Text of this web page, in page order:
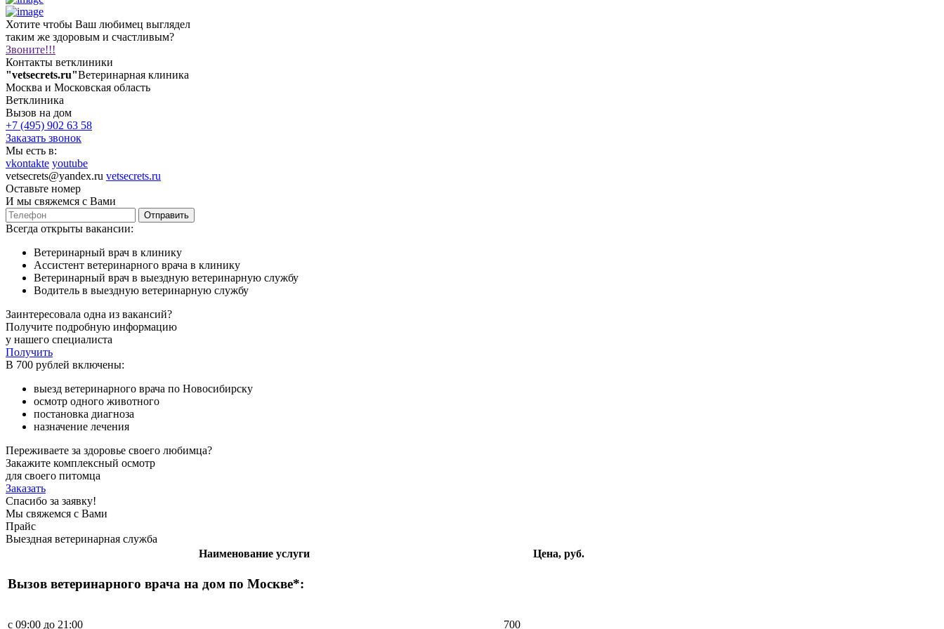
Хотите чтобы Ваш любимец выглядел
таким же здоровым и счастливым?
Звоните!!!
Контакты ветклиники
"vetsecrets.ru"Ветеринарная клиника
Москва и Московская область
Ветклиника
Вызов на дом
+7 (495) 902 63 58
Заказать звонок
Мы есть в:
vkontakte youtube
vetsecrets@yandex.ru vetsecrets.ru
Оставьте номер
И мы свяжемся с Вами
Отправить
Всегда открыты вакансии:
Ветеринарный врач в клинику
Ассистент ветеринарного врача в клинику
Ветеринарный врач в выездную ветеринарную службу
Водитель в выездную ветеринарную службу
Заинтересовала одна из вакансий?
Получите подробную информацию
у нашего специалиста
Получить
В 700 рублей включены:
выезд ветеринарного врача по Новосибирску
осмотр одного животного
постановка диагноза
назначение лечения
Переживаете за здоровье своего любимца?
Закажите комплексный осмотр
для своего питомца
Заказать
Спасибо за заявку!
Мы свяжемся с Вами
Прайс
Выездная ветеринарная служба
Наименование услуги
Цена, руб.
Вызов ветеринарного врача на дом по Москве*:
с 09:00 до 21:00 700